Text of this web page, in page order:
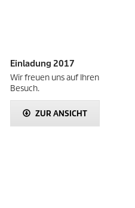
Einladung 2017
Wir freuen uns auf Ihren
Besuch.
ZUR ANSICHT